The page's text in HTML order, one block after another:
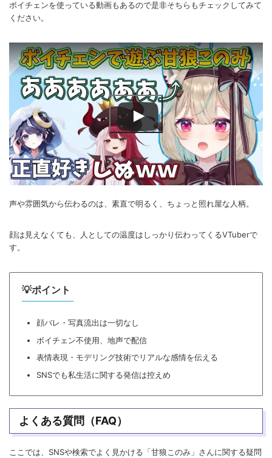
ボイチェンを使っている動画もあるので是非そちらもチェックしてみて
ください。
声や雰囲気から伝わるのは、素直で明るく、ちょっと照れ屋な人柄。
顔は見えなくても、人としての温度はしっかり伝わってくるVTuberで
す。
💡ポイント
顔バレ・写真流出は一切なし
ボイチェン不使用、地声で配信
表情表現・モデリング技術でリアルな感情を伝える
SNSでも私生活に関する発信は控えめ
よくある質問（FAQ）
ここでは、SNSや検索でよく見かける「甘狼このみ」さんに関する疑問